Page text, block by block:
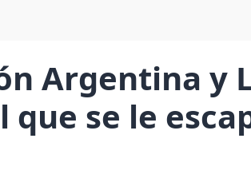
Argentina y
se le